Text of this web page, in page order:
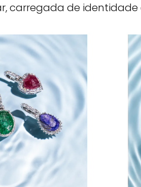
carregada de identidade